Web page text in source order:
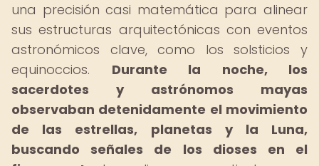
una precisión casi matemática para alinear
sus estructuras arquitectónicas con eventos
astronómicos clave, como los solsticios y
equinoccios. Durante la noche, los
sacerdotes y astrónomos mayas
observaban detenidamente el movimiento
de las estrellas, planetas y la Luna,
buscando señales de los dioses en el